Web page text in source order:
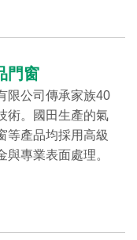
門窗
限公司傳承家族40
術。國田生產的氣
等產品均採用高級
與專業表面處理。